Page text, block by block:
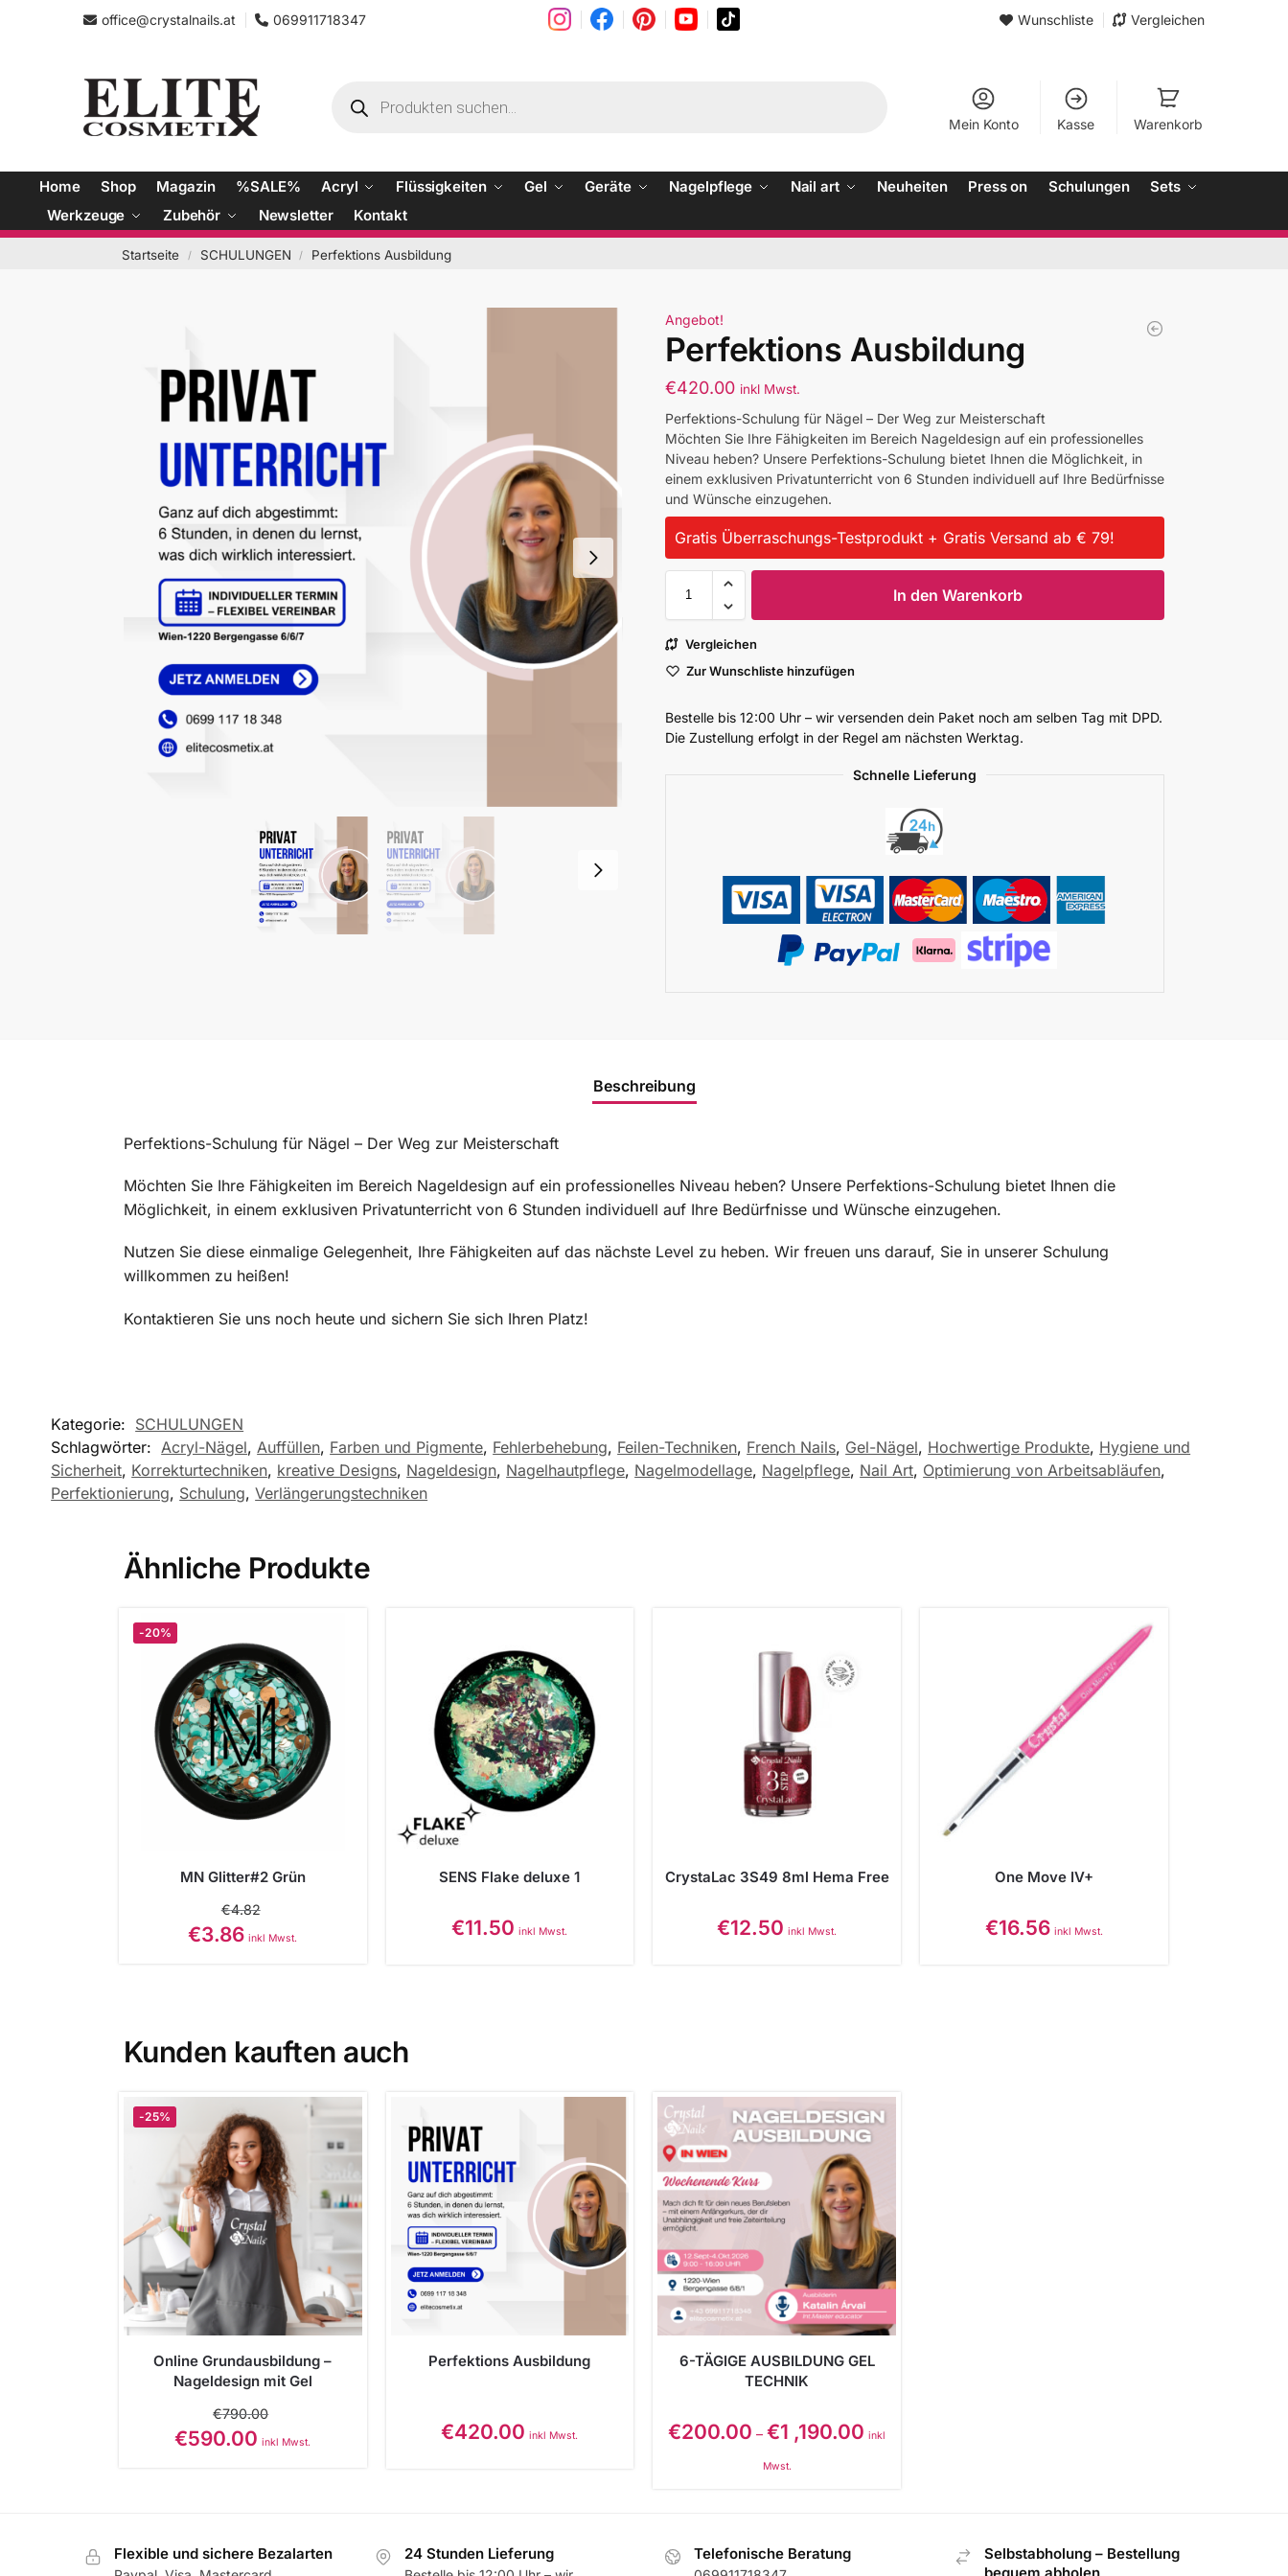
office@crystalnails.at 069911718347 Wunschliste Vergleichen
Mein Konto Kasse Warenkorb
Home Shop Magazin %SALE% Acryl Flüssigkeiten Gel Geräte Nagelpflege Nail art Neuheiten Press on Schulungen
Sets
Werkzeuge
Zubehör Newsletter Kontakt
Startseite / SCHULUNGEN / Perfektions Ausbildung
Angebot!
Perfektions Ausbildung
€420.00 inkl Mwst.
Perfektions-Schulung für Nägel – Der Weg zur Meisterschaft
Möchten Sie Ihre Fähigkeiten im Bereich Nageldesign auf ein professionelles
Niveau heben? Unsere Perfektions-Schulung bietet Ihnen die Möglichkeit, in
einem exklusiven Privatunterricht von 6 Stunden individuell auf Ihre Bedürfnisse
und Wünsche einzugehen.
Gratis Überraschungs-Testprodukt + Gratis Versand ab € 79!
In den Warenkorb
Vergleichen
Zur Wunschliste hinzufügen
Bestelle bis 12:00 Uhr – wir versenden dein Paket noch am selben Tag mit DPD.
Die Zustellung erfolgt in der Regel am nächsten Werktag.
Schnelle Lieferung
Beschreibung
Perfektions-Schulung für Nägel – Der Weg zur Meisterschaft
Möchten Sie Ihre Fähigkeiten im Bereich Nageldesign auf ein professionelles Niveau heben? Unsere Perfektions-Schulung bietet Ihnen die
Möglichkeit, in einem exklusiven Privatunterricht von 6 Stunden individuell auf Ihre Bedürfnisse und Wünsche einzugehen.
Nutzen Sie diese einmalige Gelegenheit, Ihre Fähigkeiten auf das nächste Level zu heben. Wir freuen uns darauf, Sie in unserer Schulung
willkommen zu heißen!
Kontaktieren Sie uns noch heute und sichern Sie sich Ihren Platz!
Kategorie: SCHULUNGEN
Schlagwörter: Acryl-Nägel,Auffüllen, Farben und Pigmente, Fehlerbehebung, Feilen-Techniken, French Nails, Gel-Nägel, Hochwertige Produkte, Hygiene und
Sicherheit, Korrekturtechniken, kreative Designs, Nageldesign, Nagelhautpflege, Nagelmodellage, Nagelpflege, Nail Art, Optimierung von Arbeitsabläufen,
Perfektionierung, Schulung,Verlängerungstechniken
Ähnliche Produkte
-20%
MN Glitter#2 Grün
€4.82
€3.86 inkl Mwst.
SENS Flake deluxe 1
€11.50 inkl Mwst.
CrystaLac 3S49 8ml Hema Free
€12.50 inkl Mwst.
One Move IV+
€16.56 inkl Mwst.
Kunden kauften auch
-25%
Online Grundausbildung –
Nageldesign mit Gel
€790.00
€590.00 inkl Mwst.
Perfektions Ausbildung
€420.00 inkl Mwst.
6-TÄGIGE AUSBILDUNG GEL
TECHNIK
€200.00 –€1 ,190.00 inkl
Mwst.
Flexible und sichere Bezalarten 24 Stunden Lieferung Telefonische Beratung
Selbstabholung – Bestellung
bequem abholen